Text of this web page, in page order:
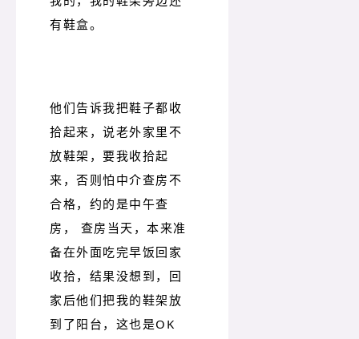
有鞋盒。
他们告诉我把鞋子都收
拾起来，说老外家里不
放鞋架，要我收拾起
来，否则怕中介查房不
合格，约的是中午查
房， 查房当天，本来准
备在外面吃完早饭回家
收拾，结果没想到，回
家后他们把我的鞋架放
到了阳台，这也是OK